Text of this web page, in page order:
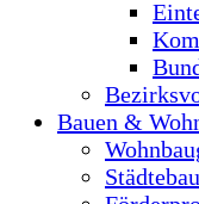
Bauen &